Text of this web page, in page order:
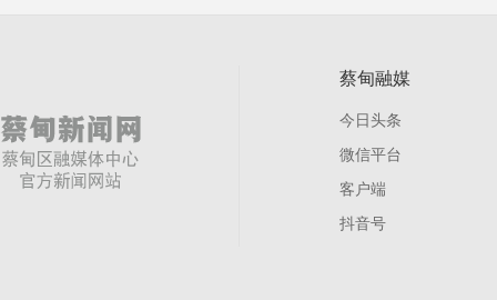
蔡甸融媒
今日头条
微信平台
客户端
抖音号